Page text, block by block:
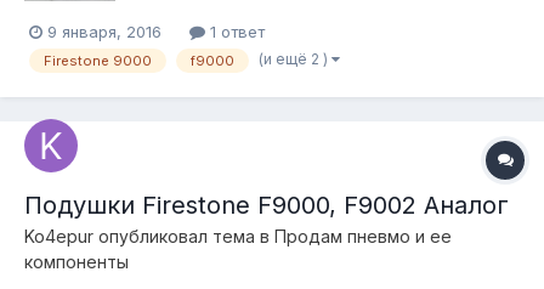
9 января, 2016 1 ответ
Firestone 9000 f9000 (и ещё 2 )
Подушки Firestone F9000, F9002 Аналог
Ko4epur опубликовал тема в Продам пневмо и ее
компоненты